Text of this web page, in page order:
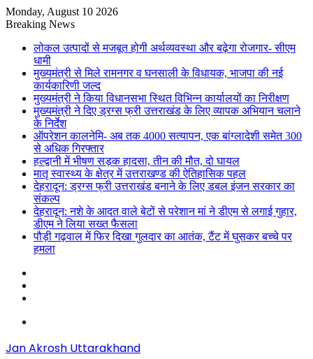
Monday, August 10 2026
Breaking News
लोकल उत्पादों से मजबूत होगी अर्थव्यवस्था और बढ़ेगा रोजगार- सीएम
धामी
मुख्यमंत्री से मिले रामनगर व घनसाली के विधायक, भाजपा की नई
कार्यकारिणी जल्द
मुख्यमंत्री ने किया विधानसभा स्थित विभिन्न कार्यालयों का निरीक्षण
मुख्यमंत्री ने दिए ड्रग्स फ्री उत्तराखंड के लिए व्यापक अभियान चलाने
के निर्देश
ऑपरेशन कालनेमि- अब तक 4000 सत्यापन, एक बांग्लादेशी समेत 300
से अधिक गिरफ्तार
हल्द्वानी में भीषण सड़क हादसा, तीन की मौत, दो घायल
मातृ स्वास्थ्य के क्षेत्र में उत्तराखण्ड की ऐतिहासिक पहल
देहरादून: ड्रग्स फ्री उत्तराखंड बनाने के लिए डबल इंजन सरकार का
संकल्प
देहरादून: नशे के आदत वाले बेटों से परेशान मां ने डीएम से लगाई गुहार,
डीएम ने लिया सख्त फैसला
पौड़ी गढ़वाल में फिर दिखा गुलदार का आतंक, टैंट में घुसकर बच्चे पर
हमला
Jan Akrosh Uttarakhand